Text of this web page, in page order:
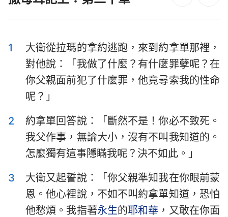
歷代志上 歷代志下
以斯拉記 尼希米記
以斯帖記
詩篇 箴言
傳道書 雅歌
以賽亞書 耶利米書
耶利米哀歌 以西結書
但以理書 何西阿書
1
大衛從拉瑪的拿約逃跑，來到約拿單那裡，
對他說：「我做了什麼？有什麼罪孽呢？在
你父親面前犯了什麼罪，他竟尋索我的性命
呢？」
2
約拿單回答說：「斷然不是！你必不致死。
我父作事，無論大小，沒有不叫我知道的。
怎麼獨有這事隱瞞我呢？決不如此。」
3
大衛又起誓說：「你父親準知我在你眼前蒙
恩。他心裡說，不如不叫約拿單知道，恐怕
他愁煩。我指著永生的耶和華 ，又敢在你面